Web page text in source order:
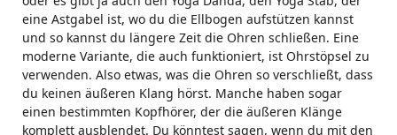
eine Astgabel ist, wo du die Ellbogen aufstützen kannst
und so kannst du längere Zeit die Ohren schließen. Eine
moderne Variante, die auch funktioniert, ist Ohrstöpsel zu
verwenden. Also etwas, was die Ohren so verschließt, dass
du keinen äußeren Klang hörst. Manche haben sogar
einen bestimmten Kopfhörer, der die äußeren Klänge
komplett ausblendet. Du könntest sagen, wenn du mit den